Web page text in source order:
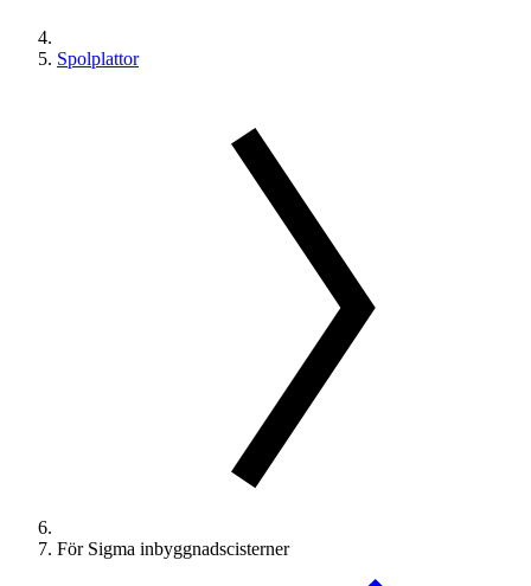
Spolplattor
För Sigma inbyggnadscisterner